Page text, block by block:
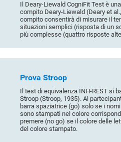
Il Deary-Liewald CogniFit Test è
compito Deary-Liewald (Deary et
compito consentirà di misurare il
situazioni semplici (risposta di un
più complesse (quattro risposte
Prova Stroop
Il test di equivalenza INH-REST si
Stroop (Stroop, 1935). Al
barra spaziatrice (go) solo se i
sono stampati nel colore
premere (no go) se il colore delle
del colore stampato.